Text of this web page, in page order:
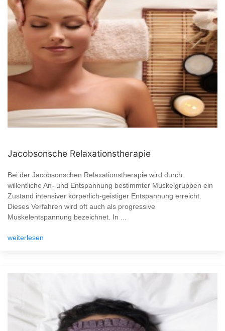
Jacobsonsche Relaxationstherapie
Bei der Jacobsonschen Relaxationstherapie wird durch
willentliche An- und Entspannung bestimmter Muskelgruppen ein
Zustand intensiver körperlich-geistiger Entspannung erreicht.
Dieses Verfahren wird oft auch als progressive
Muskelentspannung bezeichnet. In ...
weiterlesen